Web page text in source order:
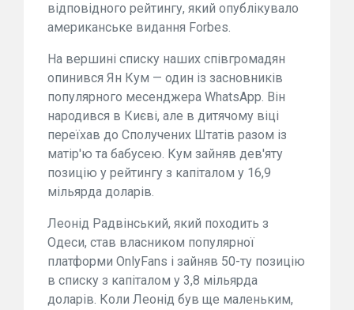
відповідного рейтингу, який опублікувало
американське видання Forbes.
На вершині списку наших співгромадян
опинився Ян Кум — один із засновників
популярного месенджера WhatsApp. Він
народився в Києві, але в дитячому віці
переїхав до Сполучених Штатів разом із
матір'ю та бабусею. Кум зайняв дев'яту
позицію у рейтингу з капіталом у 16,9
мільярда доларів.
Леонід Радвінський, який походить з
Одеси, став власником популярної
платформи OnlyFans і зайняв 50-ту позицію
в списку з капіталом у 3,8 мільярда
доларів. Коли Леонід був ще маленьким,